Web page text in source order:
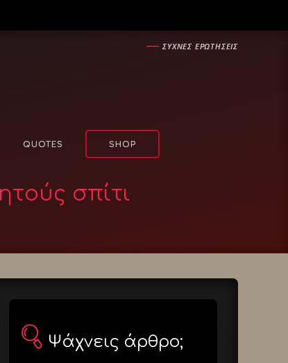
―ΣΥΧΝΕΣ ΕΡΩΤΗΣΕΙΣ
QUOTES SHOP
σπίτι
Ψάχνεις άρθρο;